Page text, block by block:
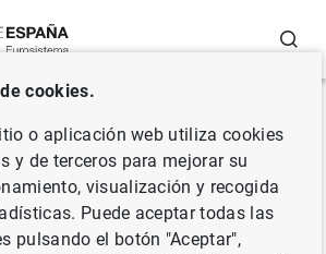
de emisiones de
la zona del euro:
2000
cookies.
o aplicación web utiliza cookies
y de terceros para mejorar su
visualización y recogida
Puede aceptar todas las
pulsando el botón "Aceptar",